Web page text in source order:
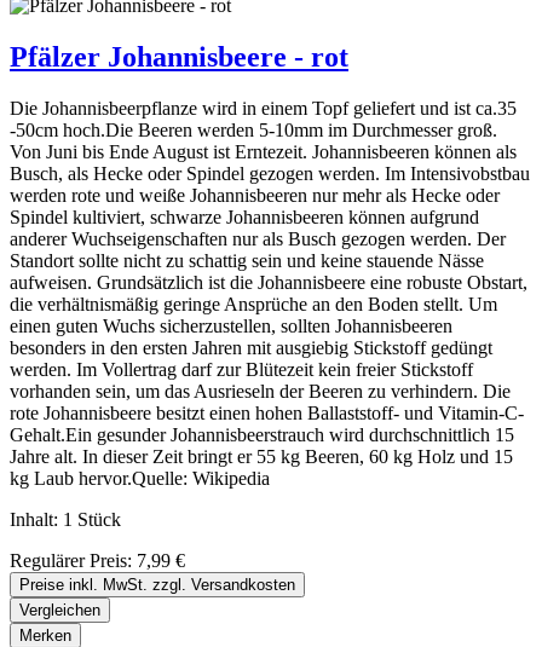
Pfälzer Johannisbeere - rot
Die Johannisbeerpflanze wird in einem Topf geliefert und ist ca.35
-50cm hoch.Die Beeren werden 5-10mm im Durchmesser groß.
Von Juni bis Ende August ist Erntezeit. Johannisbeeren können als
Busch, als Hecke oder Spindel gezogen werden. Im Intensivobstbau
werden rote und weiße Johannisbeeren nur mehr als Hecke oder
Spindel kultiviert, schwarze Johannisbeeren können aufgrund
anderer Wuchseigenschaften nur als Busch gezogen werden. Der
Standort sollte nicht zu schattig sein und keine stauende Nässe
aufweisen. Grundsätzlich ist die Johannisbeere eine robuste Obstart,
die verhältnismäßig geringe Ansprüche an den Boden stellt. Um
einen guten Wuchs sicherzustellen, sollten Johannisbeeren
besonders in den ersten Jahren mit ausgiebig Stickstoff gedüngt
werden. Im Vollertrag darf zur Blütezeit kein freier Stickstoff
vorhanden sein, um das Ausrieseln der Beeren zu verhindern. Die
rote Johannisbeere besitzt einen hohen Ballaststoff- und Vitamin-C-
Gehalt.Ein gesunder Johannisbeerstrauch wird durchschnittlich 15
Jahre alt. In dieser Zeit bringt er 55 kg Beeren, 60 kg Holz und 15
kg Laub hervor.Quelle: Wikipedia
Inhalt: 1 Stück
Regulärer Preis: 7,99 €
Preise inkl. MwSt. zzgl. Versandkosten
Vergleichen
Merken